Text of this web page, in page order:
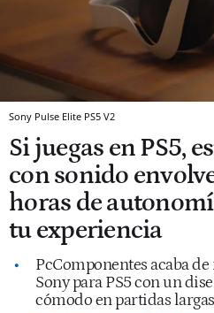
Sony Pulse Elite PS5 V2
Si juegas en PS5,
con sonido
horas de
tu experiencia
PcComponentes acaba
Sony para PS5 con un
cómodo en partidas